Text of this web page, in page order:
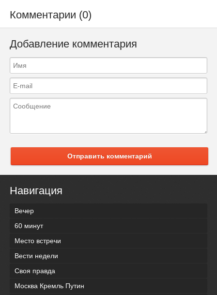
Комментарии (0)
Добавление комментария
Отправить комментарий
Навигация
Вечер
60 минут
Место встречи
Вести недели
Своя правда
Москва Кремль Путин